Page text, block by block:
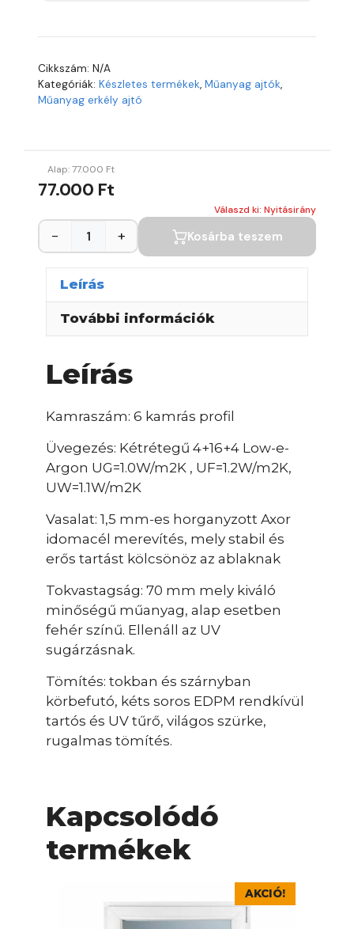
Cikkszám: N/A
Kategóriák: Készletes termékek, Műanyag ajtók,
Műanyag erkély ajtó
Alap:77.000 Ft
77.000 Ft
Válaszd ki: Nyitásirány
− + Kosárba teszem
Leírás
További információk
Leírás
Kamraszám: 6 kamrás profil
Üvegezés: Kétrétegű 4+16+4 Low-e-
Argon UG=1.0W/m2K , UF=1.2W/m2K,
UW=1.1W/m2K
Vasalat: 1,5 mm-es horganyzott Axor
idomacél merevítés, mely stabil és
erős tartást kölcsönöz az ablaknak
Tokvastagság: 70 mm mely kiváló
minőségű műanyag, alap esetben
fehér színű. Ellenáll az UV
sugárzásnak.
Tömítés: tokban és szárnyban
körbefutó, kéts soros EDPM rendkívül
tartós és UV tűrő, világos szürke,
rugalmas tömítés.
Kapcsolódó
termékek
AKCIÓ!